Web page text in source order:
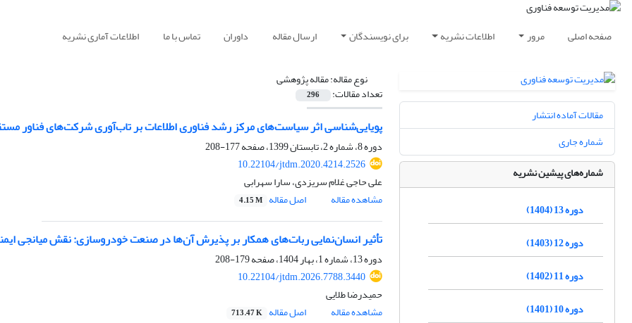
صفحه اصلی مرور اطلاعات نشریه برای نویسندگان ارسال مقاله داوران تماس با ما اطلاعات آماری نشریه
نوع مقاله:مقاله پژوهشی
تعداد مقالات: 296
پویایی‌شناسی اثر سیاست‌های مرکز رشد فناوری اطلاعات بر تاب‌آوری شرکت‌های فناور
دوره 8، شماره 2، تابستان 1399، صفحه
177-208
10.22104/jtdm.2020.4214.2526
علی حاجی غلام سریزدی، سارا سهرابی
مشاهده مقاله
اصل مقاله 4.15 M
تأثیر انسان‌نمایی ربات‌های همکار بر پذیرش آن‌ها در صنعت خودروسازی: نقش میانجی
دوره 13، شماره 1، بهار 1404، صفحه
179-208
10.22104/jtdm.2026.7788.3440
حمیدرضا طلایی
مشاهده مقاله
اصل مقاله 713.47 K
مقالات آماده انتشار
شماره جاری
شماره‌های پیشین نشریه
دوره 13 (1404)
دوره 12 (1403)
دوره 11 (1402)
دوره 10 (1401)